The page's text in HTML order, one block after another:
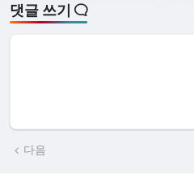
댓글 쓰기
다음